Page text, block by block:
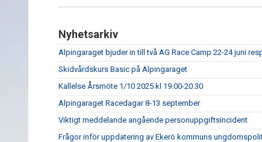
Nyhetsarkiv
Alpingaraget bjuder in till två AG Race Camp 22-24 juni
Skidvårdskurs Basic på Alpingaraget
Kallelse Årsmöte 1/10 2025 kl 19.00-20.30
Alpingaraget Racedagar 8-13 september
Viktigt meddelande angående personuppgiftsincident
Frågor inför uppdatering av Ekerö kommuns